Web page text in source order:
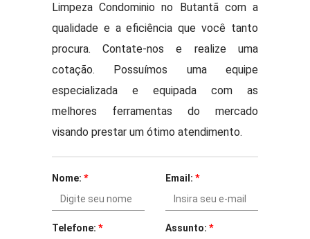
Limpeza Condominio no Butantã com a
qualidade e a eficiência que você tanto
procura. Contate-nos e realize uma
cotação. Possuímos uma equipe
especializada e equipada com as
melhores ferramentas do mercado
visando prestar um ótimo atendimento.
Nome: * Email: *
Telefone: * Assunto: *